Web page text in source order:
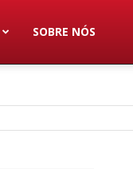
SOBRE NÓS